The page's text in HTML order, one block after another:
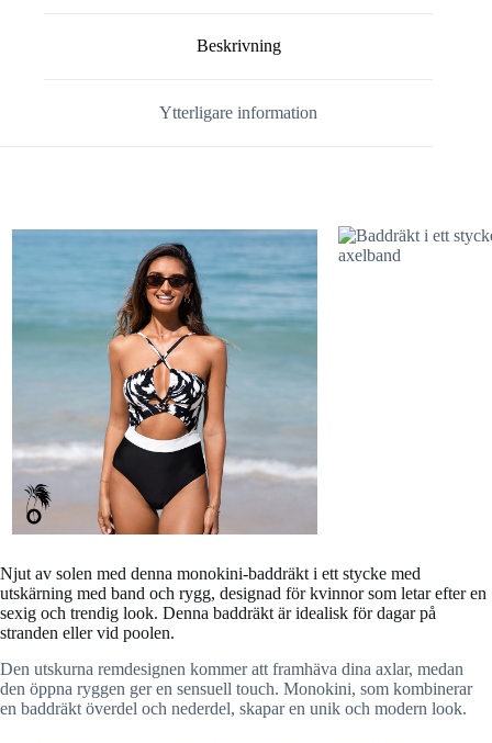
Beskrivning
Ytterligare information
Njut av solen med denna monokini-baddräkt i ett stycke med
utskärning med band och rygg, designad för kvinnor som letar efter en
sexig och trendig look. Denna baddräkt är idealisk för dagar på
stranden eller vid poolen.
Den utskurna remdesignen kommer att framhäva dina axlar, medan
den öppna ryggen ger en sensuell touch. Monokini, som kombinerar
en baddräkt överdel och nederdel, skapar en unik och modern look.